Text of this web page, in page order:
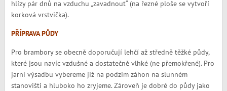
hlízy pár dnů na vzduchu „zavadnout“ (na řezné ploše se vytvoří
korková vrstvička).
PŘÍPRAVA PŮDY
Pro brambory se obecně doporučují lehčí až středně těžké půdy,
které jsou navíc vzdušné a dostatečně vlhké (ne přemokřené). Pro
jarní výsadbu vybereme již na podzim záhon na slunném
stanovišti a hluboko ho zryjeme. Zároveň je dobré do půdy jako